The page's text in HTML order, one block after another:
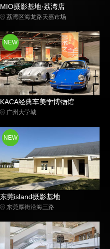
MIO摄影基地·荔湾店
荔湾区海龙路天嘉市场
NEW
KACA经典车美学博物馆
广州大学城
NEW
东莞island摄影基地
东莞厚街沿海三路